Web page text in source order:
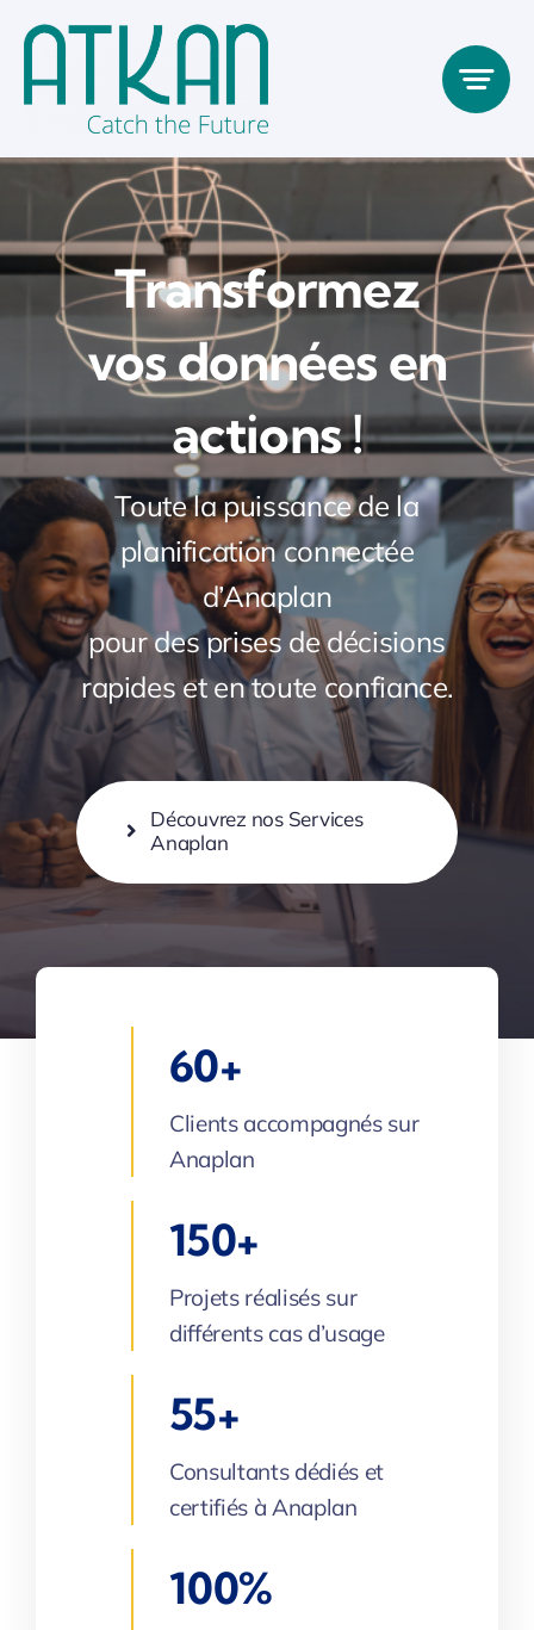
Passer
contenu
Transformez
vos données en
actions !
Toute la puissance de la
planification connectée
d’Anaplan
pour des prises de décisions
rapides et en toute confiance.
Découvrez nos Services
Anaplan
60+
Clients accompagnés sur
Anaplan
150+
Projets réalisés sur
différents cas d’usage
55+
Consultants dédiés et
certifiés à Anaplan
100%